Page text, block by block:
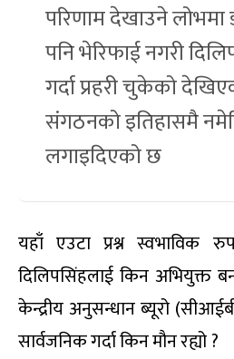
परिणाम देखाउने
पनि भेरिफाई नगरी
गर्दा प्रहरी चुकेको
संगठनको इतिहासमै
लगाइदिएको छ
यहाँ एउटा प्रश्न स्वभाविक
दिलिपसिंहलाई किन अभियुक्त
केन्द्रीय अनुसन्धान ब्यूरो
सार्वजनिक गर्दा किन मौन रह्यो ?